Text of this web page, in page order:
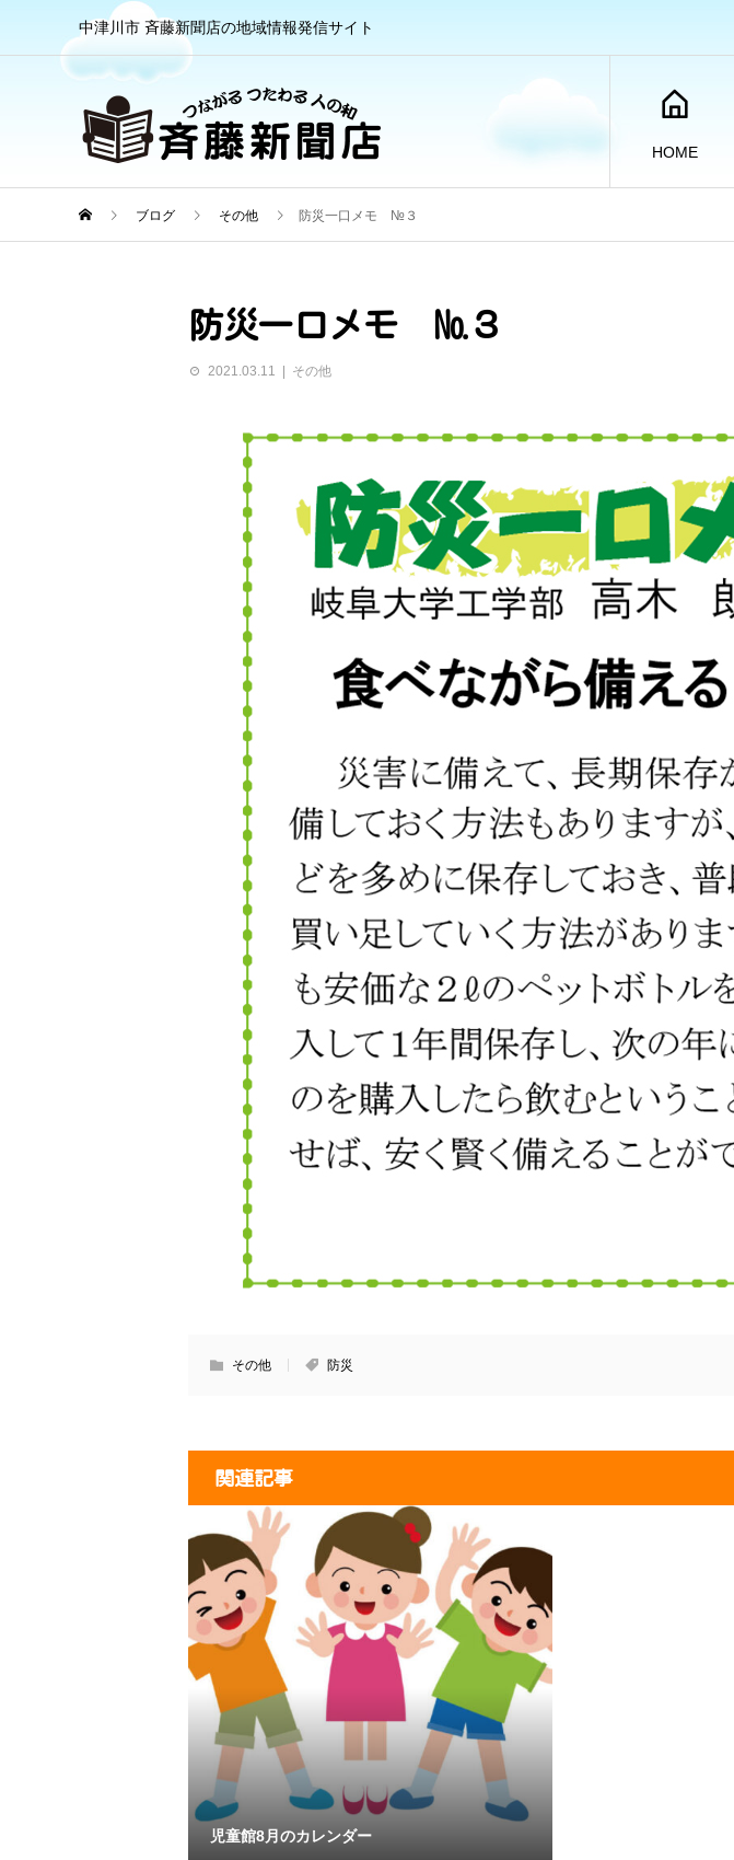
中津川市 斉藤新聞店の地域情報発信サイト
HOME
ブログ その他 防災一口メモ №３
防災一口メモ №３
2021.03.11 その他
その他 防災
関連記事
児童館8月のカレンダー